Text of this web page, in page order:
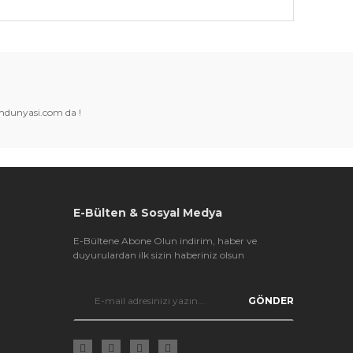
tarafımıza iletebilirsiniz.
da !
E-Bülten & Sosyal Medya
E-Bültene Abone Olun indirim, haber ve
duyurulardan ilk sizin haberiniz olsun
GÖNDER